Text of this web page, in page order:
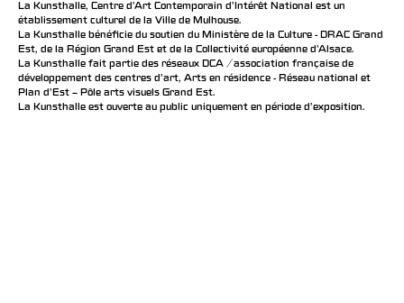
La Kunsthalle, Centre d’Art Contemporain d’Intérêt National est un
établissement culturel de la Ville de Mulhouse.
La Kunsthalle bénéficie du soutien du Ministère de la Culture - DRAC Grand
Est, de la Région Grand Est et de la Collectivité européenne d’Alsace.
La Kunsthalle fait partie des réseaux DCA / association française de
développement des centres d'art, Arts en résidence - Réseau national et
Plan d’Est – Pôle arts visuels Grand Est.
La Kunsthalle est ouverte au public uniquement en période d'exposition.